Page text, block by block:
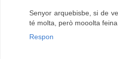
Senyor arquebisbe, si de
té molta, però mooolta feina
Respon